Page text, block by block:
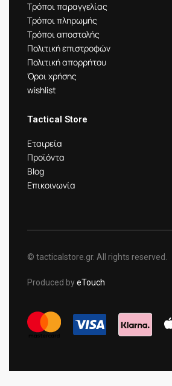
Τρόποι παραγγελίας
Τρόποι πληρωμής
Τρόποι αποστολής
Πολιτική επιστροφών
Πολιτική απορρήτου
Όροι χρήσης
wishlist
Tactical Store
Εταιρεία
Προϊόντα
Blog
Επικοινωνία
© tacticalstore.gr. All rights reserved.
Produced byeTouch